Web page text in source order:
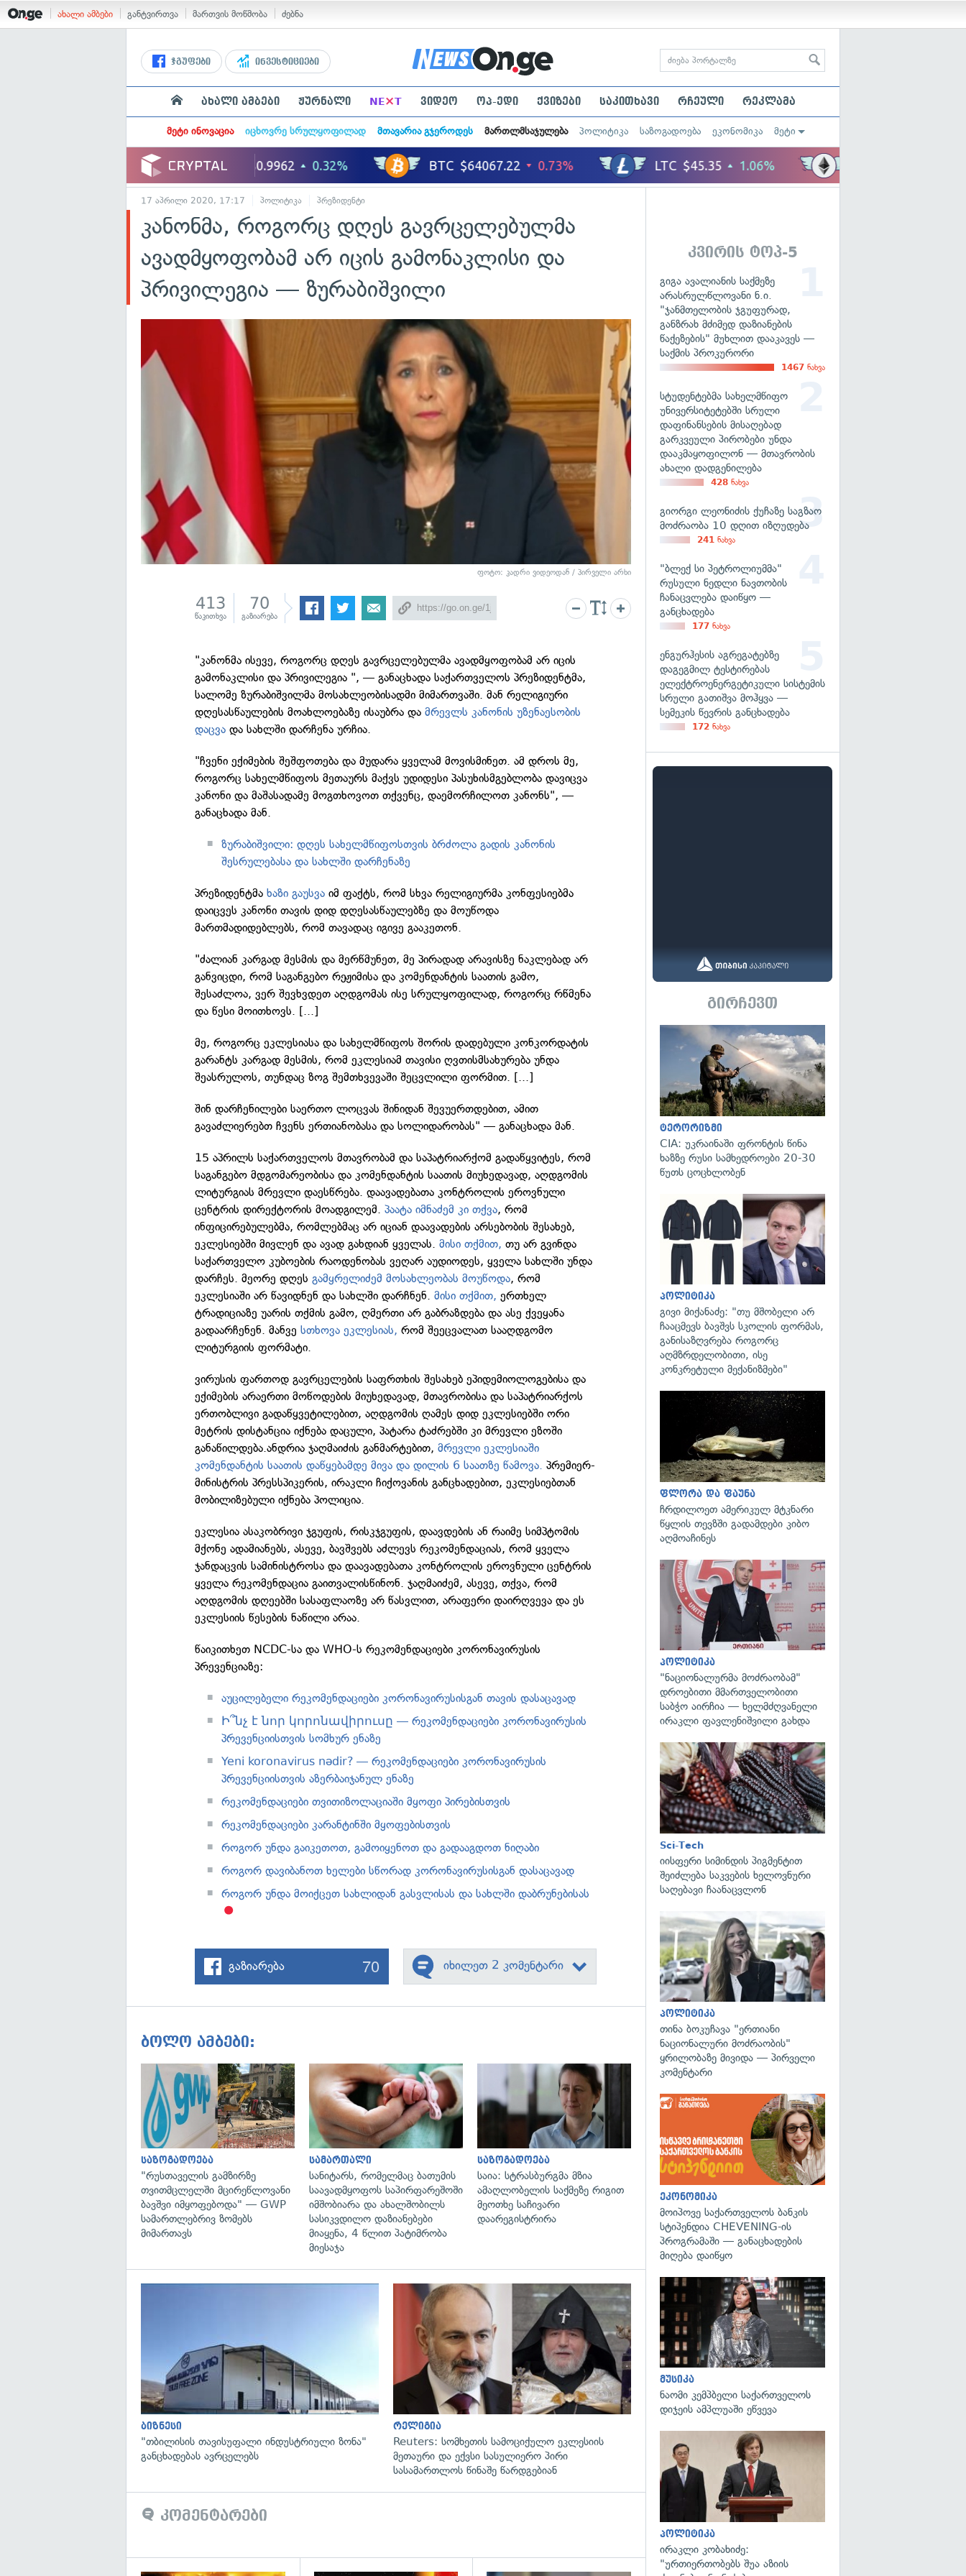
ახალი ამბები განტვირთვა მართვის მოწმობა ძებნა
ჯგუფები ინვესტიციები
ახალი ამბები ჟურნალი NE×T ვიდეო ოპ-ედი ქვიზები საკითხავი რჩეული რეკლამა
მეტი ინოვაცია იცხოვრე სრულყოფილად მთავარია გჯეროდეს მართლმსაჯულება პოლიტიკა საზოგადოება ეკონომიკა მეტი
17 აპრილი 2020, 17:17 პოლიტიკა პრეზიდენტი
კანონმა, როგორც დღეს გავრცელებულმა
ავადმყოფობამ არ იცის გამონაკლისი და
პრივილეგია — ზურაბიშვილი
ფოტო: კადრი ვიდეოდან / პირველი არხი
413
წაკითხვა
70
გაზიარება
"კანონმა ისევე, როგორც დღეს გავრცელებულმა ავადმყოფობამ არ იცის
გამონაკლისი და პრივილეგია ", — განაცხადა საქართველოს პრეზიდენტმა,
სალომე ზურაბიშვილმა მოსახლეობისადმი მიმართვაში. მან რელიგიური
დღესასწაულების მოახლოებაზე ისაუბრა დამრევლს კანონის უზენაესობის
დაცვა და სახლში დარჩენა ურჩია.
"ჩვენი ექიმების შეშფოთება და მუდარა ყველამ მოვისმინეთ. ამ დროს მე,
როგორც სახელმწიფოს მეთაურს მაქვს უდიდესი პასუხისმგებლობა დავიცვა
კანონი და მაშასადამე მოგთხოვოთ თქვენც, დაემორჩილოთ კანონს", —
განაცხადა მან.
ზურაბიშვილი: დღეს სახელმწიფოსთვის ბრძოლა გადის კანონის
შესრულებასა და სახლში დარჩენაზე
პრეზიდენტმახაზი გაუსვაიმ ფაქტს, რომ სხვა რელიგიურმა კონფესიებმა
დაიცვეს კანონი თავის დიდ დღესასწაულებზე და მოუწოდა
მართმადიდებლებს, რომ თავადაც იგივე გააკეთონ.
"ძალიან კარგად მესმის და მერწმუნეთ, მე პირადად არავისზე ნაკლებად არ
განვიცდი, რომ საგანგებო რეჟიმისა და კომენდანტის საათის გამო,
შესაძლოა, ვერ შევხვდეთ აღდგომას ისე სრულყოფილად, როგორც რწმენა
და წესი მოითხოვს. [...]
მე, როგორც ეკლესიასა და სახელმწიფოს შორის დადებული კონკორდატის
გარანტს კარგად მესმის, რომ ეკლესიამ თავისი ღვთისმსახურება უნდა
შეასრულოს, თუნდაც ზოგ შემთხვევაში შეცვლილი ფორმით. [...]
შინ დარჩენილები საერთო ლოცვას შინიდან შევუერთდებით, ამით
გავაძლიერებთ ჩვენს ერთიანობასა და სოლიდარობას" — განაცხადა მან.
15 აპრილს საქართველოს მთავრობამ და საპატრიარქომ გადაწყვიტეს, რომ
საგანგებო მდგომარეობისა და კომენდანტის საათის მიუხედავად, აღდგომის
ლიტურგიას მრევლი დაესწრება. დაავადებათა კონტროლის ეროვნული
ცენტრის დირექტორის მოადგილემ.პაატა იმნაძემ კი თქვა, რომ
ინფიცირებულებმა, რომლებმაც არ იციან დაავადების არსებობის შესახებ,
ეკლესიებში მივლენ და ავად გახდიან ყველას.მისი თქმით, თუ არ გვინდა
საქართველო კუბოების რაოდენობას ვეღარ აუდიოდეს, ყველა სახლში უნდა
დარჩეს. მეორე დღესგამყრელიძემ მოსახლეობას მოუწოდა, რომ
ეკლესიაში არ წავიდნენ და სახლში დარჩნენ.მისი თქმით, ერთხელ
ტრადიციაზე უარის თქმის გამო, ღმერთი არ გაბრაზდება და ასე ქვეყანა
გადაარჩენენ. მანვესთხოვა ეკლესიას, რომ შეეცვალათ სააღდგომო
ლიტურგიის ფორმატი.
ვირუსის ფართოდ გავრცელების საფრთხის შესახებ ეპიდემიოლოგებისა და
ექიმების არაერთი მოწოდების მიუხედავად, მთავრობისა და საპატრიარქოს
ერთობლივი გადაწყვეტილებით, აღდგომის ღამეს დიდ ეკლესიებში ორი
მეტრის დისტანცია იქნება დაცული, პატარა ტაძრებში კი მრევლი ეზოში
განაწილდება.ანდრია ჯაღმაიძის განმარტებით,მრევლი ეკლესიაში
კომენდანტის საათის დაწყებამდე მივა და დილის 6 საათზე წამოვა. პრემიერ-
მინისტრის პრესსპიკერის, ირაკლი ჩიქოვანის განცხადებით, ეკლესიებთან
მობილიზებული იქნება პოლიცია.
ეკლესია ასაკობრივი ჯგუფის, რისკჯგუფის, დაავდების ან რაიმე სიმპტომის
მქონე ადამიანებს, ასევე, ბავშვებს აძლევს რეკომენდაციას, რომ ყველა
ჯანდაცვის სამინისტროსა და დაავადებათა კონტროლის ეროვნული ცენტრის
ყველა რეკომენდაცია გაითვალისწინონ. ჯაღმაიძემ, ასევე, თქვა, რომ
აღდგომის დღეებში სასაფლაოზე არ წასვლით, არაფერი დაირღვევა და ეს
ეკლესიის წესების ნაწილი არაა.
წაიკითხეთ NCDC-სა და WHO-ს რეკომენდაციები კორონავირუსის
პრევენციაზე:
აუცილებელი რეკომენდაციები კორონავირუსისგან თავის დასაცავად
Ի՞նչ է նոր կորոնավիրուսը — რეკომენდაციები კორონავირუსის
პრევენციისთვის სომხურ ენაზე
Yeni koronavirus nədir? — რეკომენდაციები კორონავირუსის
პრევენციისთვის აზერბაიჯანულ ენაზე
რეკომენდაციები თვითიზოლაციაში მყოფი პირებისთვის
რეკომენდაციები კარანტინში მყოფებისთვის
როგორ უნდა გაიკეთოთ, გამოიყენოთ და გადააგდოთ ნიღაბი
როგორ დავიბანოთ ხელები სწორად კორონავირუსისგან დასაცავად
როგორ უნდა მოიქცეთ სახლიდან გასვლისას და სახლში დაბრუნებისას
გაზიარება 70 იხილეთ 2 კომენტარი
ბოლო ამბები:
გადახედვა
საზოგადოება
"რუსთაველის გამზირზე
თვითმცლელში მცირეწლოვანი
ბავშვი იმყოფებოდა" — GWP
სამართლებრივ ზომებს
მიმართავს
გადახედვა
სამართალი
სანიტარს, რომელმაც ბათუმის
საავადმყოფოს საპირფარეშოში
იმშობიარა და ახალშობილს
სასიკვდილო დაზიანებები
მიაყენა, 4 წლით პატიმრობა
მიესაჯა
გადახედვა
საზოგადოება
საია: სტრასბურგმა მზია
ამაღლობელის საქმეზე რიგით
მეოთხე საჩივარი
დაარეგისტრირა
გადახედვა
ბიზნესი
"თბილისის თავისუფალი ინდუსტრიული ზონა"
განცხადებას ავრცელებს
გადახედვა
რელიგია
Reuters: სომხეთის სამოციქულო ეკლესიის
მეთაური და ექვსი სასულიერო პირი
სასამართლოს წინაშე წარდგებიან
კომენტარები
კვირის ტოპ-5
გიგა ავალიანის საქმეზე
არასრულწლოვანი ნ.ი.
"ჯანმთელობის ჯგუფურად,
განზრახ მძიმედ დაზიანების
წაქეზების" მუხლით დააკავეს —
საქმის პროკურორი
1467 ნახვა
სტუდენტებმა სახელმწიფო
უნივერსიტეტებში სრული
დაფინანსების მისაღებად
გარკვეული პირობები უნდა
დააკმაყოფილონ — მთავრობის
ახალი დადგენილება
428 ნახვა
გიორგი ლეონიძის ქუჩაზე საგზაო
მოძრაობა 10 დღით იზღუდება
241 ნახვა
"ბლექ სი პეტროლიუმმა"
რუსული ნედლი ნავთობის
ჩანაცვლება დაიწყო —
განცხადება
177 ნახვა
ენგურჰესის აგრეგატებზე
დაგეგმილ ტესტირებას
ელექტროენერგეტიკული სისტემის
სრული გათიშვა მოჰყვა —
სემეკის წევრის განცხადება
172 ნახვა
გირჩევთ
ტერორიზმი
CIA: უკრაინაში ფრონტის წინა
ხაზზე რუსი სამხედროები 20-30
წუთს ცოცხლობენ
პოლიტიკა
გივი მიქანაძე: "თუ მშობელი არ
ჩააცმევს ბავშვს სკოლის ფორმას,
განისაზღვრება როგორც
აღმზრდელობითი, ისე
კონკრეტული მექანიზმები"
ფლორა და ფაუნა
ჩრდილოეთ ამერიკულ მტკნარი
წყლის თევზში გადამდები კიბო
აღმოაჩინეს
პოლიტიკა
"ნაციონალურმა მოძრაობამ"
დროებითი მმართველობითი
საბჭო აირჩია — ხელმძღვანელი
ირაკლი ფავლენიშვილი გახდა
Sci-Tech
იისფერი სიმინდის პიგმენტით
შეიძლება საკვების ხელოვნური
საღებავი ჩაანაცვლონ
პოლიტიკა
თინა ბოკუჩავა "ერთიანი
ნაციონალური მოძრაობის"
ყრილობაზე მივიდა — პირველი
კომენტარი
ეკონომიკა
მოიპოვე საქართველოს ბანკის
სტიპენდია CHEVENING-ის
პროგრამაში — განაცხადების
მიღება დაიწყო
მუსიკა
ნაომი კემპბელი საქართველოს
დიჯეის ამპლუაში ეწვევა
პოლიტიკა
ირაკლი კობახიძე:
"ურთიერთობებს შუა აზიის